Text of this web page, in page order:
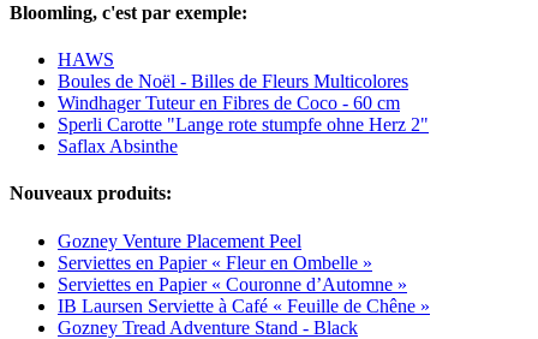
Bloomling, c'est par exemple:
HAWS
Boules de Noël - Billes de Fleurs Multicolores
Windhager Tuteur en Fibres de Coco - 60 cm
Sperli Carotte "Lange rote stumpfe ohne Herz 2"
Saflax Absinthe
Nouveaux produits:
Gozney Venture Placement Peel
Serviettes en Papier « Fleur en Ombelle »
Serviettes en Papier « Couronne d’Automne »
IB Laursen Serviette à Café « Feuille de Chêne »
Gozney Tread Adventure Stand - Black